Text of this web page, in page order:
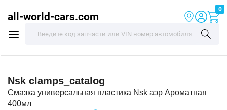
all-world-cars.com
0
Nsk clamps_catalog
Смазка универсальная пластика Nsk аэр Ароматная
400мл